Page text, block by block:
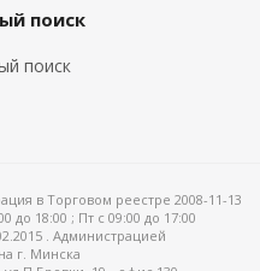
поиск
поиск
в Торговом реестре 2008-11-13
до 18:00 ; Пт c 09:00 до 17:00
. Администрацией
г. Минска